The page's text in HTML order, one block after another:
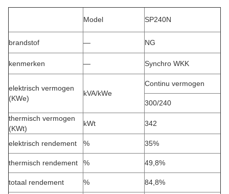
Model SP240N
brandstof — NG
kenmerken — Synchro WKK
elektrisch vermogen
(KWe)
kVA/kWe
Continu vermogen
300/240
thermisch vermogen
(KWt)
kWt 342
elektrisch rendement % 35%
thermisch rendement % 49,8%
totaal rendement % 84,8%